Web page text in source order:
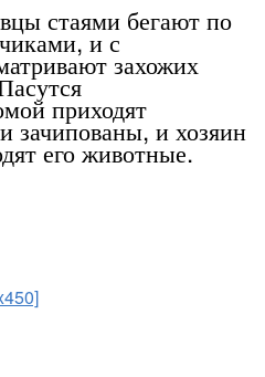
стаями бегают по
и с
захожих
приходят
зачипованы, и хозяин
его животные.